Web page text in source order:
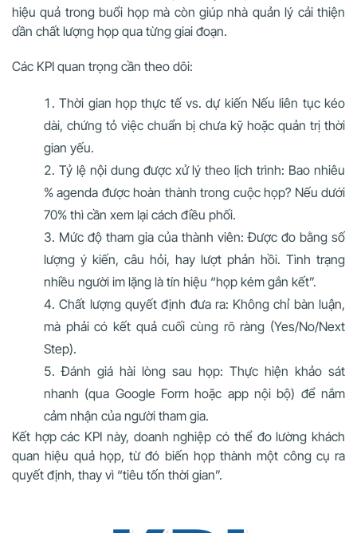
hiệu quả trong buổi họp mà còn giúp nhà quản lý cải thiện
dần chất lượng họp qua từng giai đoạn.
Các KPI quan trọng cần theo dõi:
Thời gian họp thực tế vs. dự kiến Nếu liên tục kéo
dài, chứng tỏ việc chuẩn bị chưa kỹ hoặc quản trị thời
gian yếu.
Tỷ lệ nội dung được xử lý theo lịch trình: Bao nhiêu
% agenda được hoàn thành trong cuộc họp? Nếu dưới
70% thì cần xem lại cách điều phối.
Mức độ tham gia của thành viên: Được đo bằng số
lượng ý kiến, câu hỏi, hay lượt phản hồi. Tình trạng
nhiều người im lặng là tín hiệu “họp kém gắn kết”.
Chất lượng quyết định đưa ra: Không chỉ bàn luận,
mà phải có kết quả cuối cùng rõ ràng (Yes/No/Next
Step).
Đánh giá hài lòng sau họp: Thực hiện khảo sát
nhanh (qua Google Form hoặc app nội bộ) để nắm
cảm nhận của người tham gia.
Kết hợp các KPI này, doanh nghiệp có thể đo lường khách
quan hiệu quả họp, từ đó biến họp thành một công cụ ra
quyết định, thay vì “tiêu tốn thời gian”.